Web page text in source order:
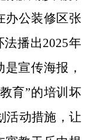
办公装修区张
播出2025年
宣传海报，
育”的培训坏
活动措施，让